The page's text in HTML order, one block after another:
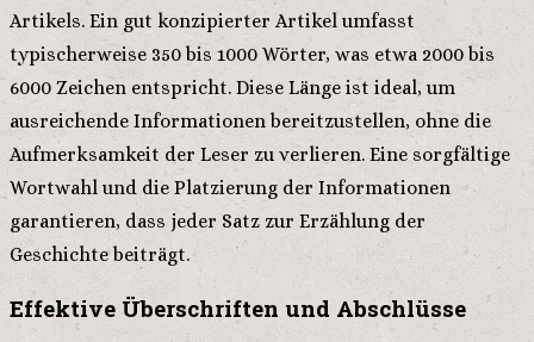
Artikels. Ein gut konzipierter Artikel umfasst
typischerweise 350 bis 1000 Wörter, was etwa 2000 bis
6000 Zeichen entspricht. Diese Länge ist ideal, um
ausreichende Informationen bereitzustellen, ohne die
Aufmerksamkeit der Leser zu verlieren. Eine sorgfältige
Wortwahl und die Platzierung der Informationen
garantieren, dass jeder Satz zur Erzählung der
Geschichte beiträgt.
Effektive Überschriften und Abschlüsse